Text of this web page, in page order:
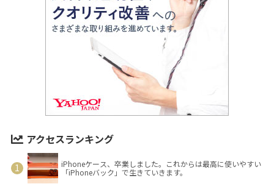
アクセスランキング
iPhoneケース、卒業しました。これからは最高に使いやすい
「iPhoneバック」で生きていきます。